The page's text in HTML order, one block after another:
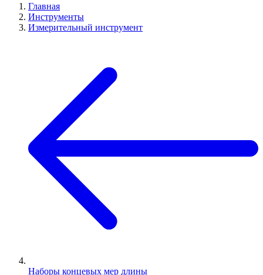
Главная
Инструменты
Измерительный инструмент
Наборы концевых мер длины